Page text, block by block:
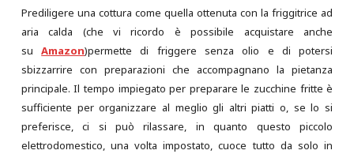
Prediligere una cottura come quella ottenuta con la friggitrice ad
aria calda (che vi ricordo è possibile acquistare anche
suAmazon)permette di friggere senza olio e di potersi
sbizzarrire con preparazioni che accompagnano la pietanza
principale. Il tempo impiegato per preparare le zucchine fritte è
sufficiente per organizzare al meglio gli altri piatti o, se lo si
preferisce, ci si può rilassare, in quanto questo piccolo
elettrodomestico, una volta impostato, cuoce tutto da solo in